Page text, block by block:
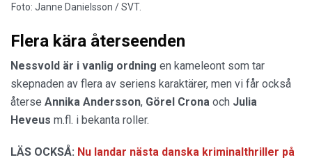
Foto: Janne Danielsson / SVT.
Flera kära återseenden
Nessvold är i vanlig ordning en kameleont som tar
skepnaden av flera av seriens karaktärer, men vi får också
återse Annika Andersson, Görel Crona och Julia
Heveus m.fl. i bekanta roller.
LÄS OCKSÅ: Nu landar nästa danska kriminalthriller på